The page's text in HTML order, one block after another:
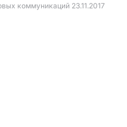
коммуникаций 23.11.2017